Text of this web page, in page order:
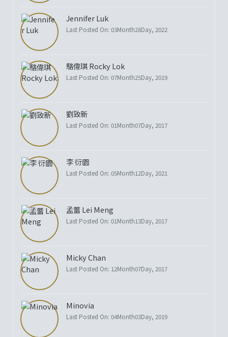
Jennifer Luk
Last Posted On: 03Month28Day, 2022
駱偉琪 Rocky Lok
Last Posted On: 07Month25Day, 2019
劉致新
Last Posted On: 01Month07Day, 2017
李 衍園
Last Posted On: 05Month12Day, 2021
孟蕾 Lei Meng
Last Posted On: 01Month13Day, 2017
Micky Chan
Last Posted On: 12Month07Day, 2017
Minovia
Last Posted On: 04Month03Day, 2019